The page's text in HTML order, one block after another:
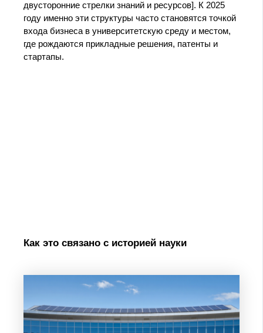
двусторонние стрелки знаний и ресурсов]. К 2025
году именно эти структуры часто становятся точкой
входа бизнеса в университетскую среду и местом,
где рождаются прикладные решения, патенты и
стартапы.
Как это связано с историей науки